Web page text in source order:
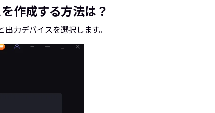
作成する方法は？
力デバイスを選択します。